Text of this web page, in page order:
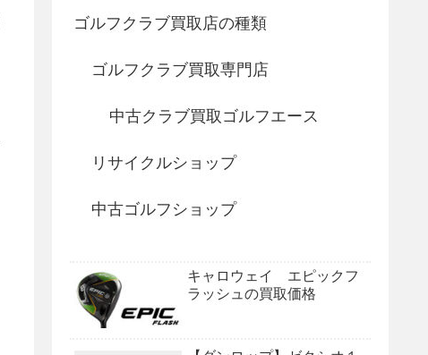
ゴルフクラブ買取店の種類
ゴルフクラブ買取専門店
中古クラブ買取ゴルフエース
リサイクルショップ
中古ゴルフショップ
キャロウェイ エピックフ
ラッシュの買取価格